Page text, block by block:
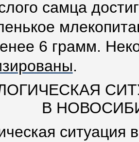
самца
6 грамм.
.
В
ситуация